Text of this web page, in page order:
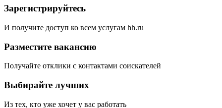
Зарегистрируйтесь
И получите доступ ко всем услугам hh.ru
Разместите вакансию
Получайте отклики с контактами соискателей
Выбирайте лучших
Из тех, кто уже хочет у вас работать